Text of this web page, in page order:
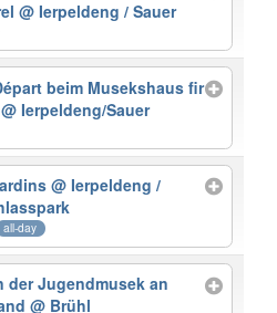
@ Ierpeldeng / Sauer
beim Musekshaus fir
@ Ierpeldeng/Sauer
@ Ierpeldeng /
all-day
der Jugendmusek an
@ Brühl